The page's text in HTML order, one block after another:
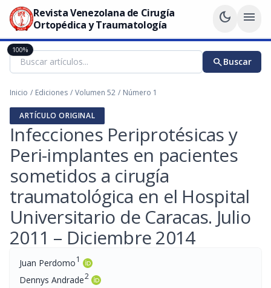
Revista Venezolana de Cirugía
Ortopédica y Traumatología
dark_mode menu
searchBuscar
Inicio / Ediciones / Volumen 52 / Número 1
ARTÍCULO ORIGINAL
Infecciones Periprotésicas y
Peri-implantes en pacientes
sometidos a cirugía
traumatológica en el Hospital
Universitario de Caracas. Julio
2011 – Diciembre 2014
Juan Perdomo1
Dennys Andrade2
100%